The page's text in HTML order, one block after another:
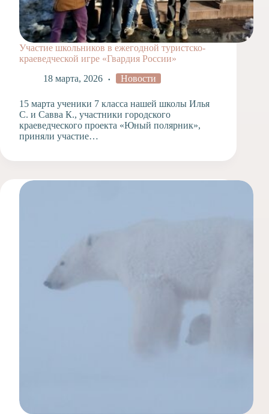
Участие школьников в ежегодной туристско-
краеведческой игре «Гвардия России»
18 марта, 2026
Новости
15 марта ученики 7 класса нашей школы Илья
С. и Савва К., участники городского
краеведческого проекта «Юный полярник»,
приняли участие…